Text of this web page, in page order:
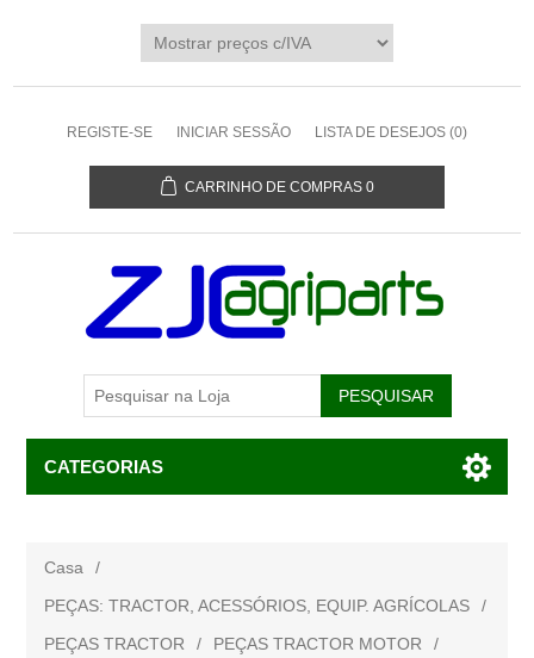
REGISTE-SE INICIAR SESSÃO LISTA DE DESEJOS (0)
CARRINHO DE COMPRAS 0
CATEGORIAS
Casa
/
PEÇAS: TRACTOR, ACESSÓRIOS, EQUIP. AGRÍCOLAS
/
PEÇAS TRACTOR
/ PEÇAS TRACTOR MOTOR
/